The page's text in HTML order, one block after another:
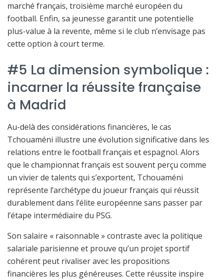
marché français, troisième marché européen du
football. Enfin, sa jeunesse garantit une potentielle
plus-value à la revente, même si le club n’envisage pas
cette option à court terme.
#5 La dimension symbolique :
incarner la réussite française
à Madrid
Au-delà des considérations financières, le cas
Tchouaméni illustre une évolution significative dans les
relations entre le football français et espagnol. Alors
que le championnat français est souvent perçu comme
un vivier de talents qui s’exportent, Tchouaméni
représente l’archétype du joueur français qui réussit
durablement dans l’élite européenne sans passer par
l’étape intermédiaire du PSG.
Son salaire « raisonnable » contraste avec la politique
salariale parisienne et prouve qu’un projet sportif
cohérent peut rivaliser avec les propositions
financières les plus généreuses. Cette réussite inspire